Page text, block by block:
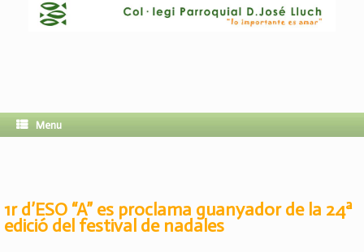
Menu
1r d’ESO “A” es proclama guanyador de la 24ª
edició del festival de nadales